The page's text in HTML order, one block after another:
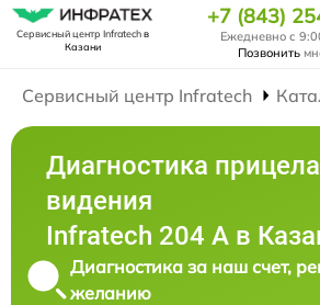
Сервисный центр Infratechв
Казани
+7 (843)
Ежедневно с
Позвонить
Сервисный центр Infratech
Диагностика
видения
Infratech 204 А в
Диагностика за наш счет,
желанию